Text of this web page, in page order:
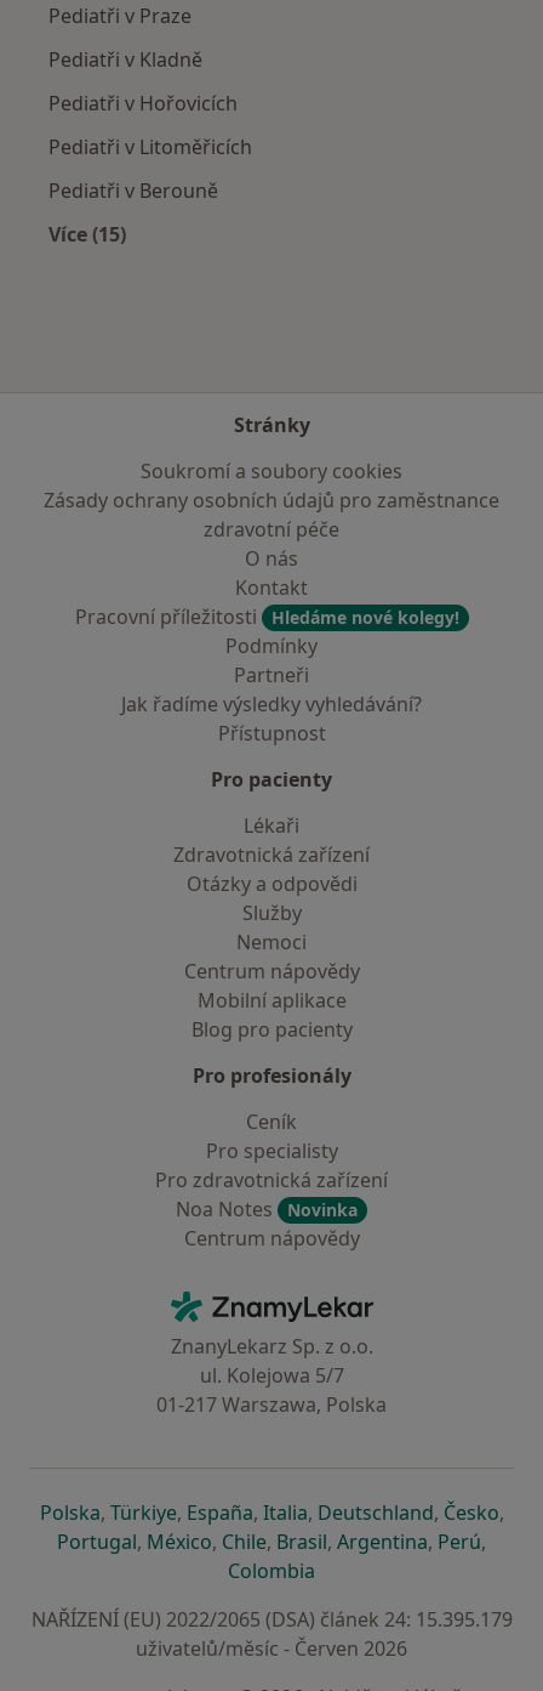
Pediatři v Praze
Pediatři v Kladně
Pediatři v Hořovicích
Pediatři v Litoměřicích
Pediatři v Berouně
Více (15)
Stránky
Soukromí a soubory cookies
Zásady ochrany osobních údajů pro zaměstnance
zdravotní péče
O nás
Kontakt
Pracovní příležitosti
Hledáme nové kolegy!
Podmínky
Partneři
Jak řadíme výsledky vyhledávání?
Přístupnost
Pro pacienty
Lékaři
Zdravotnická zařízení
Otázky a odpovědi
Služby
Nemoci
Centrum nápovědy
Mobilní aplikace
Blog pro pacienty
Pro profesionály
Ceník
Pro specialisty
Pro zdravotnická zařízení
Noa Notes
Novinka
Centrum nápovědy
ZnamyLekar - Hlavní stránka
ZnanyLekarz Sp. z o.o.
ul. Kolejowa 5/7
01-217 Warszawa, Polska
Polskase otevře v nové záložce
, Türkiyese otevře v nové záložce
, Españase otevře v nové záložce
, Italiase otevře v nové záložce
, Deutschlandse otevře v
, Českose
,
Portugalse otevře v nové záložce
, Méxicose otevře v nové záložce
, Chilese otevře v nové záložce
, Brasilse otevře v nové
, Argentinase otevře v
, Perúse
,
Colombia
NAŘÍZENÍ (EU) 2022/2065 (DSA) článek 24: 15.395.179
uživatelů/měsíc - Červen 2026